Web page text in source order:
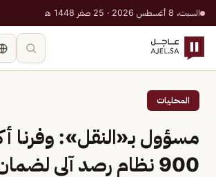
السبت، 8 أغسطس 2026 · 25 صفر 1448 هـ
المحليات
مسؤول بـ«النقل»: وفرنا
900 نظام رصد آلي